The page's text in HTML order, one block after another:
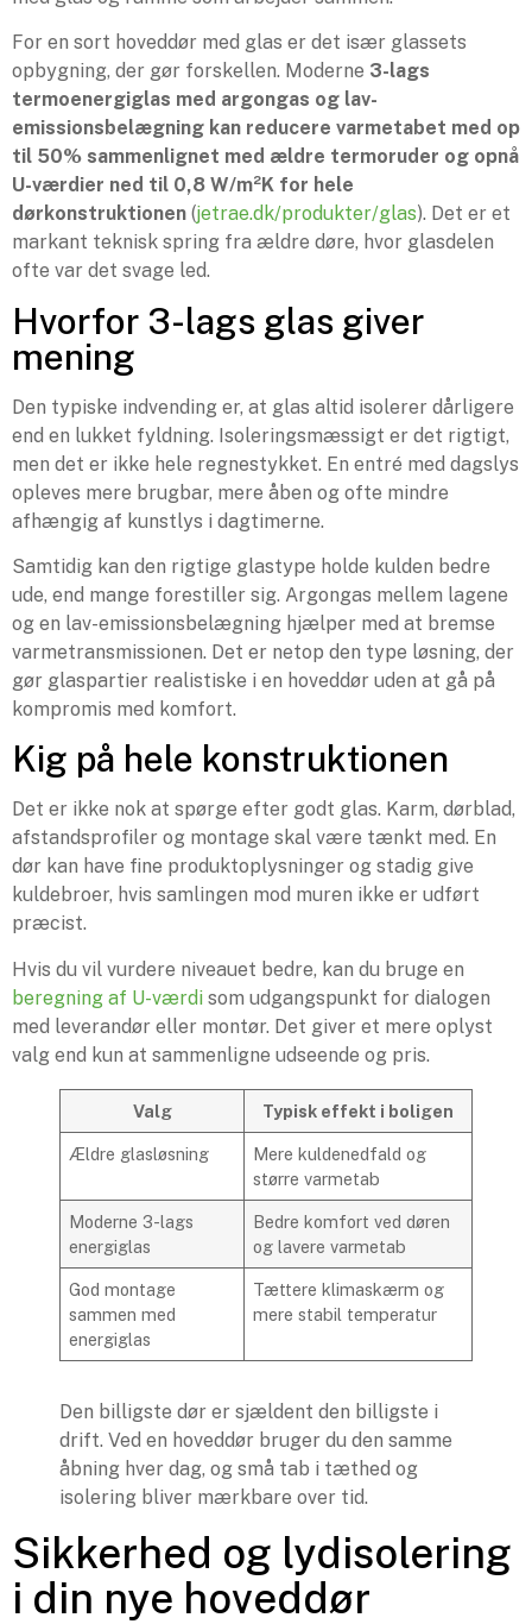
For en sort hoveddør med glas er det især glassets
opbygning, der gør forskellen. Moderne 3-lags
termoenergiglas med argongas og lav-
emissionsbelægning kan reducere varmetabet med op
til 50% sammenlignet med ældre termoruder og opnå
U-værdier ned til 0,8 W/m²K for hele
dørkonstruktionen (jetrae.dk/produkter/glas). Det er et
markant teknisk spring fra ældre døre, hvor glasdelen
ofte var det svage led.
Hvorfor 3-lags glas giver
mening
Den typiske indvending er, at glas altid isolerer dårligere
end en lukket fyldning. Isoleringsmæssigt er det rigtigt,
men det er ikke hele regnestykket. En entré med dagslys
opleves mere brugbar, mere åben og ofte mindre
afhængig af kunstlys i dagtimerne.
Samtidig kan den rigtige glastype holde kulden bedre
ude, end mange forestiller sig. Argongas mellem lagene
og en lav-emissionsbelægning hjælper med at bremse
varmetransmissionen. Det er netop den type løsning, der
gør glaspartier realistiske i en hoveddør uden at gå på
kompromis med komfort.
Kig på hele konstruktionen
Det er ikke nok at spørge efter godt glas. Karm, dørblad,
afstandsprofiler og montage skal være tænkt med. En
dør kan have fine produktoplysninger og stadig give
kuldebroer, hvis samlingen mod muren ikke er udført
præcist.
Hvis du vil vurdere niveauet bedre, kan du bruge en
beregning af U-værdi som udgangspunkt for dialogen
med leverandør eller montør. Det giver et mere oplyst
valg end kun at sammenligne udseende og pris.
Valg Typisk effekt i boligen
Ældre glasløsning
Mere kuldenedfald og
større varmetab
Moderne 3-lags
energiglas
Bedre komfort ved døren
og lavere varmetab
God montage
sammen med
energiglas
Tættere klimaskærm og
mere stabil temperatur
Den billigste dør er sjældent den billigste i
drift. Ved en hoveddør bruger du den samme
åbning hver dag, og små tab i tæthed og
isolering bliver mærkbare over tid.
Sikkerhed og lydisolering
i din nye hoveddør